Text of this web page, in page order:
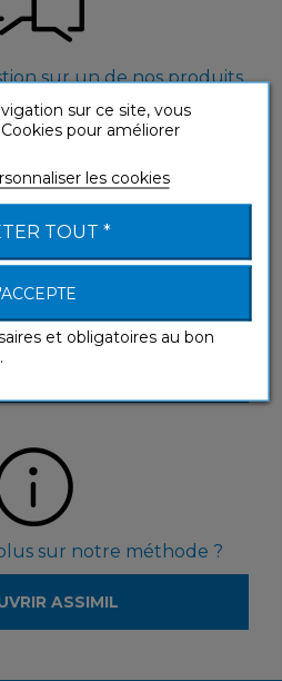
sur un de nos produits
NOUS
produits en magasin ?
sur notre méthode ?
ASSIMIL
sur ce site, vous
pour améliorer
les cookies
TOUT *
et obligatoires au bon